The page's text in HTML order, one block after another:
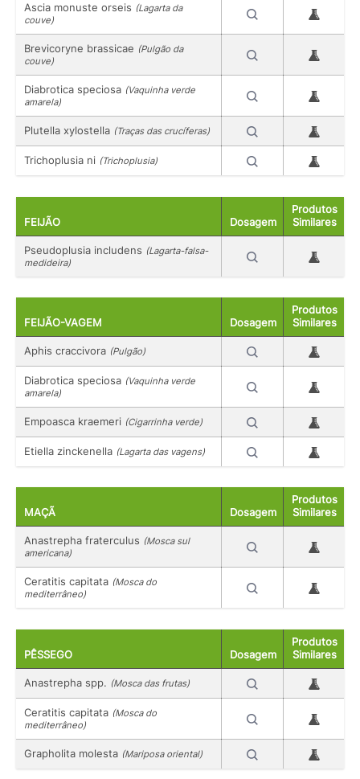
Ascia monuste orseis (Lagarta da
couve)
Brevicoryne brassicae (Pulgão da
couve)
Diabrotica speciosa (Vaquinha verde
amarela)
Plutella xylostella (Traças das crucíferas)
Trichoplusia ni (Trichoplusia)
FEIJÃO Dosagem
Produtos
Similares
Pseudoplusia includens (Lagarta-falsa-
medideira)
FEIJÃO-VAGEM Dosagem
Produtos
Similares
Aphis craccivora (Pulgão)
Diabrotica speciosa (Vaquinha verde
amarela)
Empoasca kraemeri (Cigarrinha verde)
Etiella zinckenella (Lagarta das vagens)
MAÇÃ Dosagem
Produtos
Similares
Anastrepha fraterculus (Mosca sul
americana)
Ceratitis capitata (Mosca do
mediterrâneo)
PÊSSEGO Dosagem
Produtos
Similares
Anastrepha spp. (Mosca das frutas)
Ceratitis capitata (Mosca do
mediterrâneo)
Grapholita molesta (Mariposa oriental)